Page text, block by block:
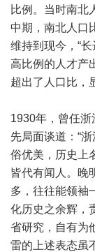
比例。当时南北
中期，南北人口
维持到现今，“
高比例的人才产
超出了人口比，
1930年，曾任
先局面谈道：“
俗优美，历史上
皆代有闻人。晚
多，往往能领袖
化历史之余辉，
省研究，自有为
雷的上述表态虽